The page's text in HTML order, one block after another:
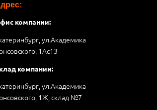
компании:
ул.Академика
1Аc13
компании:
ул.Академика
1Ж, склад №7